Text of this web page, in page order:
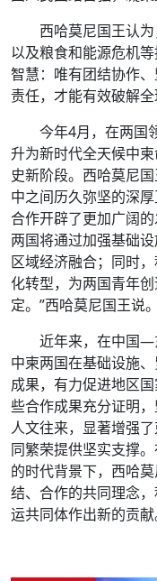
西哈莫尼国王认
以及粮食和能源危机
智慧：唯有团结协作
责任，才能有效破解全
今年4月，在两国
升为新时代全天候中
史新阶段。西哈莫尼
中之间历久弥坚的深
合作开辟了更加广阔的
两国将通过加强基础
区域经济融合；同时
化转型，为两国青年
定。”西哈莫尼国王说。
近年来，在中国—
中柬两国在基础设施
成果，有力促进地区
些合作成果充分证明
人文往来，显著增强
同繁荣提供坚实支撑
的时代背景下，西哈
结、合作的共同理念
运共同体作出新的贡献